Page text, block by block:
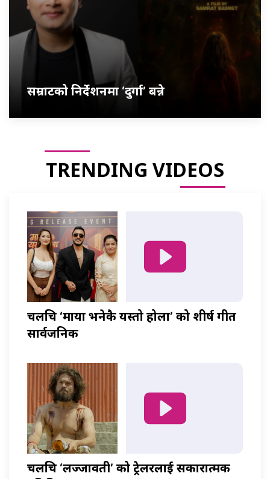
सम्राटको निर्देशनमा ‘दुर्गा’ बन्ने
TRENDING VIDEOS
चलचित्र ‘माया भनेकै यस्तो होला’ को शीर्ष गीत
सार्वजनिक
चलचित्र ‘लज्जावती’ को ट्रेलरलाई सकारात्मक